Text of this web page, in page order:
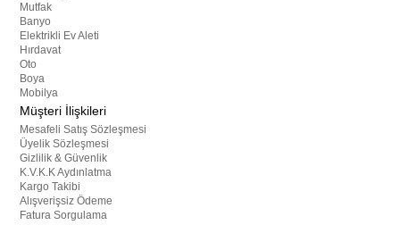
Mutfak
Banyo
Elektrikli Ev Aleti
Hırdavat
Oto
Boya
Mobilya
Müşteri İlişkileri
Mesafeli Satış Sözleşmesi
Üyelik Sözleşmesi
Gizlilik & Güvenlik
K.V.K.K Aydınlatma
Kargo Takibi
Alışverişsiz Ödeme
Fatura Sorgulama